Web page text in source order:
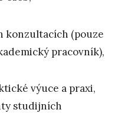
konzultacích (pouze
pracovník),
výuce a praxi,
studijních